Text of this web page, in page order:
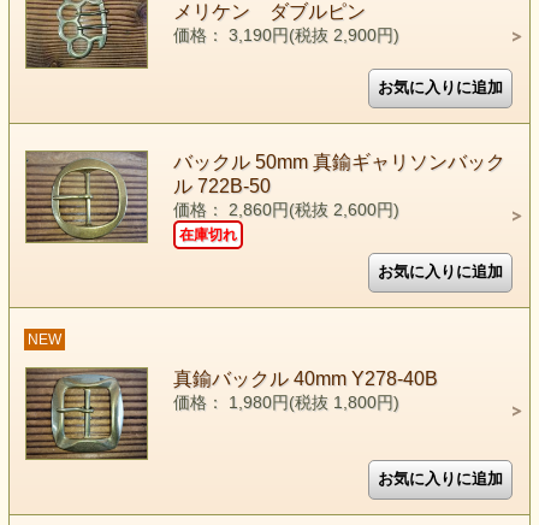
メリケン ダブルピン
価格： 3,190円(税抜 2,900円)
バックル 50mm 真鍮ギャリソンバック
ル 722B-50
価格： 2,860円(税抜 2,600円)
在庫切れ
NEW
真鍮バックル 40mm Y278-40B
価格： 1,980円(税抜 1,800円)